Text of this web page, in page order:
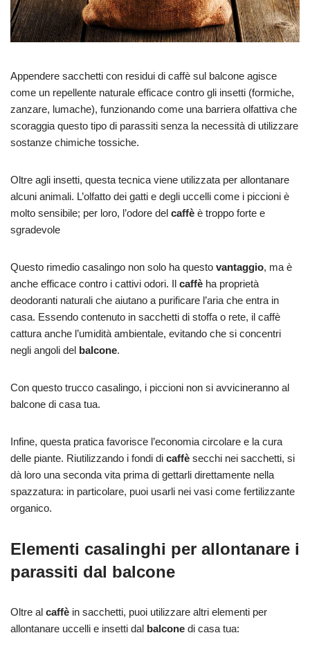
Appendere sacchetti con residui di caffè sul balcone agisce
come un repellente naturale efficace contro gli insetti (formiche,
zanzare, lumache), funzionando come una barriera olfattiva che
scoraggia questo tipo di parassiti senza la necessità di utilizzare
sostanze chimiche tossiche.
Oltre agli insetti, questa tecnica viene utilizzata per allontanare
alcuni animali. L’olfatto dei gatti e degli uccelli come i piccioni è
molto sensibile; per loro, l’odore del caffè è troppo forte e
sgradevole
Questo rimedio casalingo non solo ha questo vantaggio, ma è
anche efficace contro i cattivi odori. Il caffè ha proprietà
deodoranti naturali che aiutano a purificare l’aria che entra in
casa. Essendo contenuto in sacchetti di stoffa o rete, il caffè
cattura anche l’umidità ambientale, evitando che si concentri
negli angoli del balcone.
Con questo trucco casalingo, i piccioni non si avvicineranno al
balcone di casa tua.
Infine, questa pratica favorisce l’economia circolare e la cura
delle piante. Riutilizzando i fondi di caffè secchi nei sacchetti, si
dà loro una seconda vita prima di gettarli direttamente nella
spazzatura: in particolare, puoi usarli nei vasi come fertilizzante
organico.
Elementi casalinghi per allontanare i
parassiti dal balcone
Oltre al caffè in sacchetti, puoi utilizzare altri elementi per
allontanare uccelli e insetti dal balcone di casa tua: